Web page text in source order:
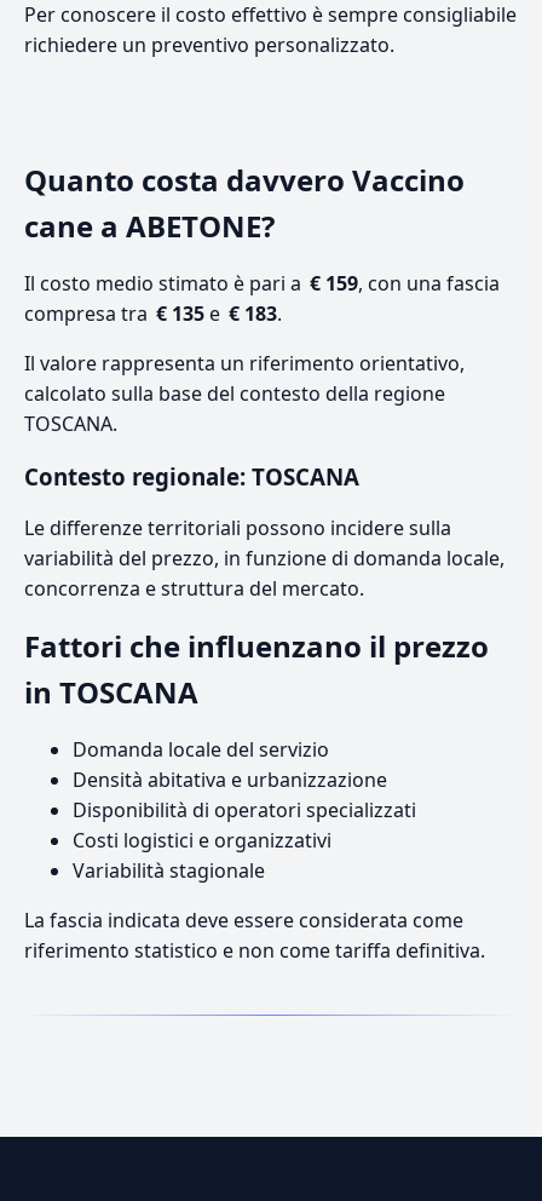
Per conoscere il costo effettivo è sempre consigliabile
richiedere un preventivo personalizzato.
Quanto costa davvero Vaccino
cane a ABETONE?
Il costo medio stimato è pari a € 159, con una fascia
compresa tra € 135e € 183.
Il valore rappresenta un riferimento orientativo,
calcolato sulla base del contesto della regione
TOSCANA.
Contesto regionale: TOSCANA
Le differenze territoriali possono incidere sulla
variabilità del prezzo, in funzione di domanda locale,
concorrenza e struttura del mercato.
Fattori che influenzano il prezzo
in TOSCANA
Domanda locale del servizio
Densità abitativa e urbanizzazione
Disponibilità di operatori specializzati
Costi logistici e organizzativi
Variabilità stagionale
La fascia indicata deve essere considerata come
riferimento statistico e non come tariffa definitiva.